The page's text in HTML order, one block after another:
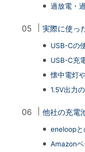
過放電・
実際に使っ
USB-Cの
USB-C充
懐中電灯
1.5V出力
他社の充電
eneloopと
Amazon